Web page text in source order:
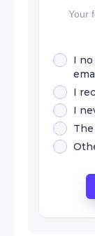
Your
I
I
I